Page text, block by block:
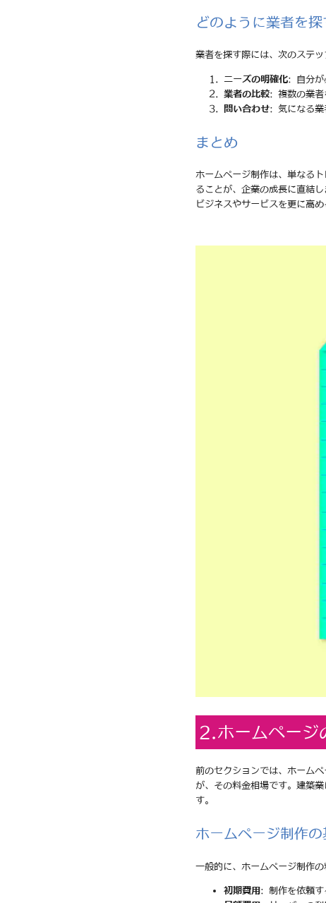
どのように業者を探
業者を探す際には、次のステッ
ニーズの明確化: 自分が
業者の比較: 複数の業者
問い合わせ: 気になる業
まとめ
ホームページ制作は、単なる
ることが、企業の成長に直結
ビジネスやサービスを更に高
2.ホームページ
前のセクションでは、ホーム
が、その料金相場です。建築
す。
ホームページ制作
一般的に、ホームページ制作
初期費用 : 制作を依頼す